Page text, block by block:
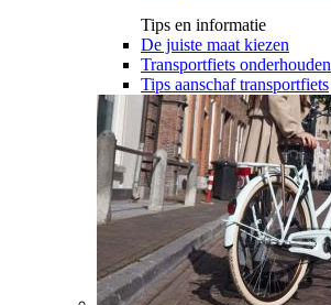
Tips en informatie
De juiste maat kiezen
Transportfiets onderhouden
Tips aanschaf transportfiets